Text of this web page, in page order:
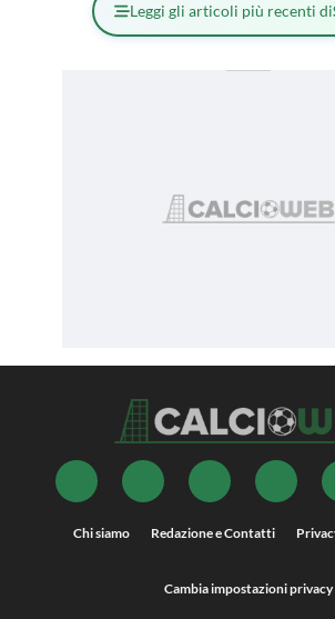
Leggi gli articoli più recenti di
Chi siamo Redazione e Contatti
Cambia impostazioni privacy